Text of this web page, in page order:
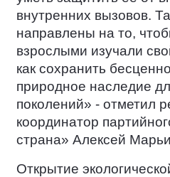
внутренних вызовов.
направлены на то,
взрослыми изучали
как сохранить
природное наследие
поколений» - отметил
координатор
страна» Алексей
Открытие